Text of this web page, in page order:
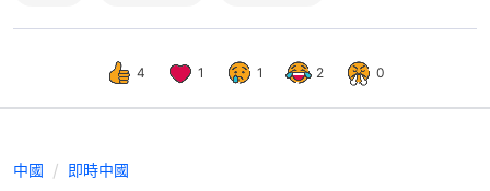
4 1 1 2 0
中國 即時中國